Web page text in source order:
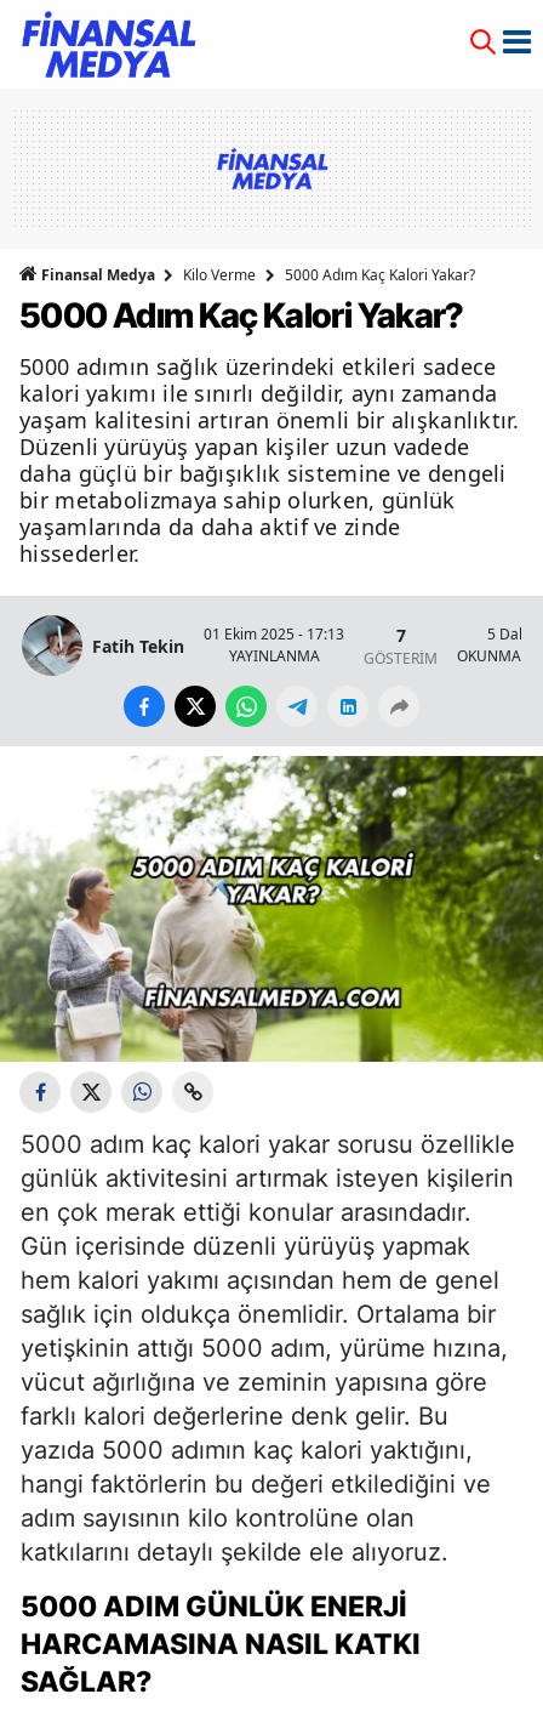
Finansal Medya Kilo Verme 5000 Adım Kaç Kalori Yakar?
5000 Adım Kaç Kalori Yakar?
5000 adımın sağlık üzerindeki etkileri sadece
kalori yakımı ile sınırlı değildir, aynı zamanda
yaşam kalitesini artıran önemli bir alışkanlıktır.
Düzenli yürüyüş yapan kişiler uzun vadede
daha güçlü bir bağışıklık sistemine ve dengeli
bir metabolizmaya sahip olurken, günlük
yaşamlarında da daha aktif ve zinde
hissederler.
Fatih Tekin
01 Ekim 2025 - 17:13
YAYINLANMA
7
GÖSTERİM
5
OKUNMA
5000 adım kaç kalori yakar sorusu özellikle
günlük aktivitesini artırmak isteyen kişilerin
en çok merak ettiği konular arasındadır.
Gün içerisinde düzenli yürüyüş yapmak
hem kalori yakımı açısından hem de genel
sağlık için oldukça önemlidir. Ortalama bir
yetişkinin attığı 5000 adım, yürüme hızına,
vücut ağırlığına ve zeminin yapısına göre
farklı kalori değerlerine denk gelir. Bu
yazıda 5000 adımın kaç kalori yaktığını,
hangi faktörlerin bu değeri etkilediğini ve
adım sayısının kilo kontrolüne olan
katkılarını detaylı şekilde ele alıyoruz.
5000 ADIM GÜNLÜK ENERJI
HARCAMASINA NASIL KATKI
SAĞLAR?